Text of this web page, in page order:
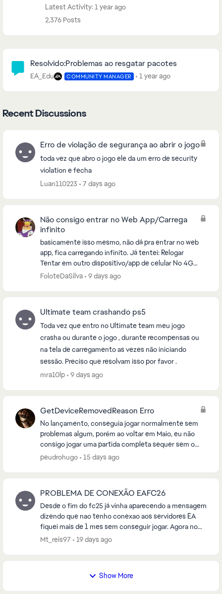
Latest Activity: 1 year ago
2,376 Posts
Resolvido:Problemas ao resgatar pacotes
EA_Edu COMMUNITY MANAGER 1 year ago
Recent Discussions
Erro de violação de segurança ao abrir o jogo
toda vez que abro o jogo ele da um erro de security
violation e fecha
Luan110223
7 days ago
Não consigo entrar no Web App/Carrega
infinito
basicamente isso mesmo, não dá pra entrar no web
app, fica carregando infinito. Já tentei: Relogar
Tentar em outro dispositivo/app de celular No 4G
FoloteDaSilva 9 days ago
Ultimate team crashando ps5
Toda vez que entro no Ultimate team meu jogo
crasha ou durante o jogo , durante recompensas ou
na tela de carregamento as vezes não iniciando
sessão. Preciso que resolvam isso por favor .
mra10lp
9 days ago
GetDeviceRemovedReason Erro
No lançamento, conseguia jogar normalmente sem
problemas algum, porém ao voltar em Maio, eu não
consigo jogar uma partida completa sequer sem o
jogo crashar com o seguinte erro anexado na foto.
peudrohugo 15 days ago
PROBLEMA DE CONEXÃO EAFC26
Desde o fim do fc25 já vinha aparecendo a mensagem
dizendo que nao tenho conexao aos servidores EA
fiquei mais de 1 mes sem conseguir jogar. Agora no
fc26 achei que ja normalizar entrei joguei 2 part...
Mt_reis97 19 days ago
Show More